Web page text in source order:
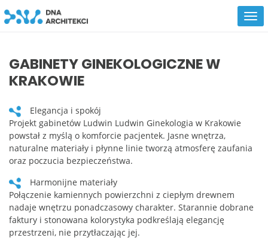
GABINETY GINEKOLOGICZNE W
KRAKOWIE
Elegancja i spokój
Projekt gabinetów Ludwin Ludwin Ginekologia w Krakowie
powstał z myślą o komforcie pacjentek. Jasne wnętrza,
naturalne materiały i płynne linie tworzą atmosferę zaufania
oraz poczucia bezpieczeństwa.
Harmonijne materiały
Połączenie kamiennych powierzchni z ciepłym drewnem
nadaje wnętrzu ponadczasowy charakter. Starannie dobrane
faktury i stonowana kolorystyka podkreślają elegancję
przestrzeni, nie przytłaczając jej.